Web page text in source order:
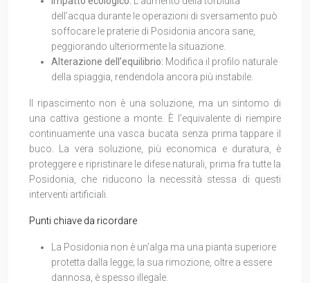
dell’acqua durante le operazioni di sversamento può
soffocare le praterie di Posidonia ancora sane,
peggiorando ulteriormente la situazione.
Alterazione dell’equilibrio: Modifica il profilo naturale
della spiaggia, rendendola ancora più instabile.
Il ripascimento non è una soluzione, ma un sintomo di
una cattiva gestione a monte. È l’equivalente di riempire
continuamente una vasca bucata senza prima tappare il
buco. La vera soluzione, più economica e duratura, è
proteggere e ripristinare le difese naturali, prima fra tutte la
Posidonia, che riducono la necessità stessa di questi
interventi artificiali.
Punti chiave da ricordare
La Posidonia non è un’alga ma una pianta superiore
protetta dalla legge; la sua rimozione, oltre a essere
dannosa, è spesso illegale.